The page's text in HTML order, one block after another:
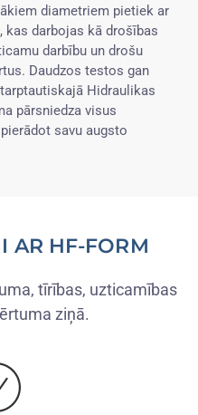
diametriem pietiek ar
kas darbojas kā drošības
darbību un drošu
Daudzos testos gan
Hidraulikas
pārsniedza visus
savu augsto
AR HF-FORM
tīrības, uzticamības
ziņā.